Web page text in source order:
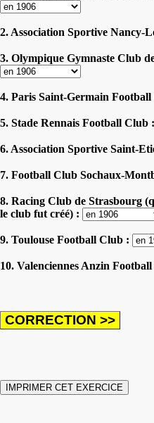
2. Association Sportive Nancy-
3. Olympique Gymnaste Club
4. Paris Saint-Germain
5. Stade Rennais Football Club :
6. Association Sportive Saint-
7. Football Club Sochaux-
8. Racing Club de Strasbourg
le club fut créé) :
9. Toulouse Football Club :
10. Valenciennes Anzin